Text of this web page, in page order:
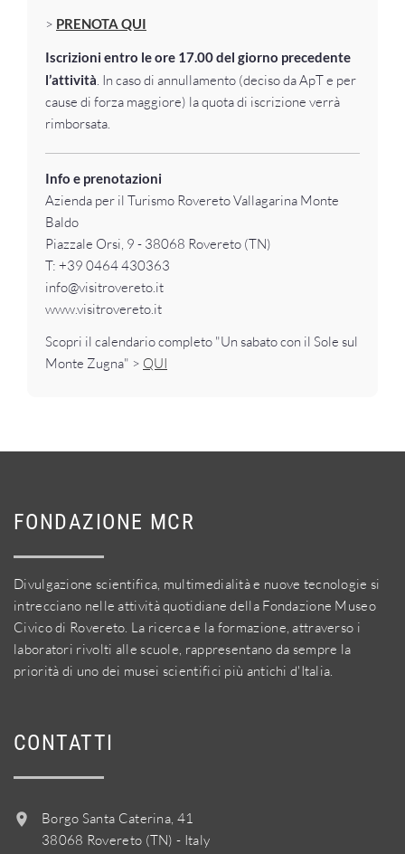
> PRENOTA QUI
Iscrizioni entro le ore 17.00 del giorno precedente
l’attività. In caso di annullamento (deciso da ApT e per
cause di forza maggiore) la quota di iscrizione verrà
rimborsata.
Info e prenotazioni
Azienda per il Turismo Rovereto Vallagarina Monte
Baldo
Piazzale Orsi, 9 - 38068 Rovereto (TN)
T: +39 0464 430363
info@visitrovereto.it
www.visitrovereto.it
Scopri il calendario completo "Un sabato con il Sole sul
Monte Zugna" > QUI
FONDAZIONE MCR
Divulgazione scientifica, multimedialità e nuove tecnologie si
intrecciano nelle attività quotidiane della Fondazione Museo
Civico di Rovereto. La ricerca e la formazione, attraverso i
laboratori rivolti alle scuole, rappresentano da sempre la
priorità di uno dei musei scientifici più antichi d'Italia.
CONTATTI
Borgo Santa Caterina, 41
38068 Rovereto (TN) - Italy